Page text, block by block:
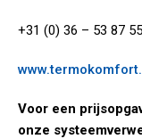
+31 (0) 36 – 53 87
Voor een
onze